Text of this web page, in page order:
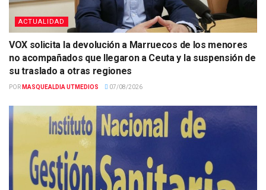
ACTUALIDAD
VOX solicita la devolución a Marruecos de los menores
no acompañados que llegaron a Ceuta y la suspensión de
su traslado a otras regiones
POR MASQUEALDIA UTMEDIOS 07/08/2026